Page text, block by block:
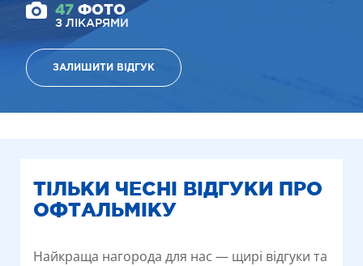
47 ФОТО
З ЛІКАРЯМИ
ЗАЛИШИТИ ВІДГУК
ТІЛЬКИ ЧЕСНІ ВІДГУКИ ПРО
ОФТАЛЬМІКУ
Найкраща нагорода для нас — щирі відгуки та